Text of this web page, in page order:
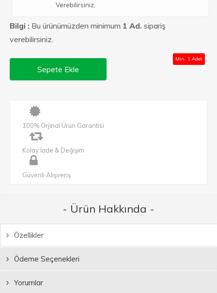
Verebilirsiniz.
Bilgi : Bu ürünümüzden minimum 1 Ad. sipariş
verebilirsiniz.
Sepete Ekle
Min. 1 Adet
100% Orjinal Ürün Garantisi
Kolay İade & Değişim
Güvenli Alışveriş
- Ürün Hakkında -
Özellikler
Ödeme Seçenekleri
Yorumlar